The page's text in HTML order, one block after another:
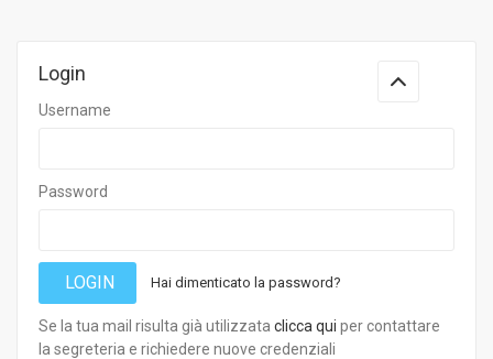
Login
Username
Password
LOGIN Hai dimenticato la password?
Se la tua mail risulta già utilizzata clicca qui per contattare
la segreteria e richiedere nuove credenziali